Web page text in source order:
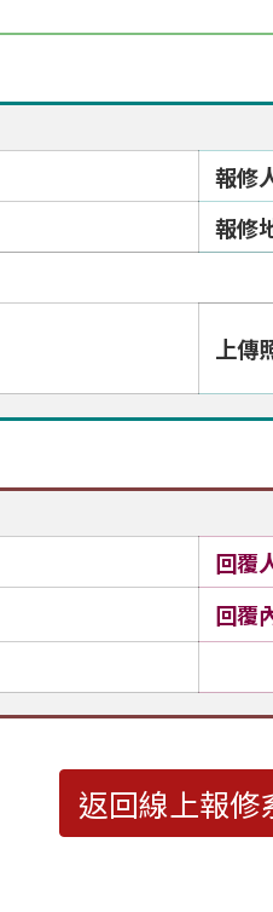
報修
報修
上傳
回覆
回覆
返回線上報修